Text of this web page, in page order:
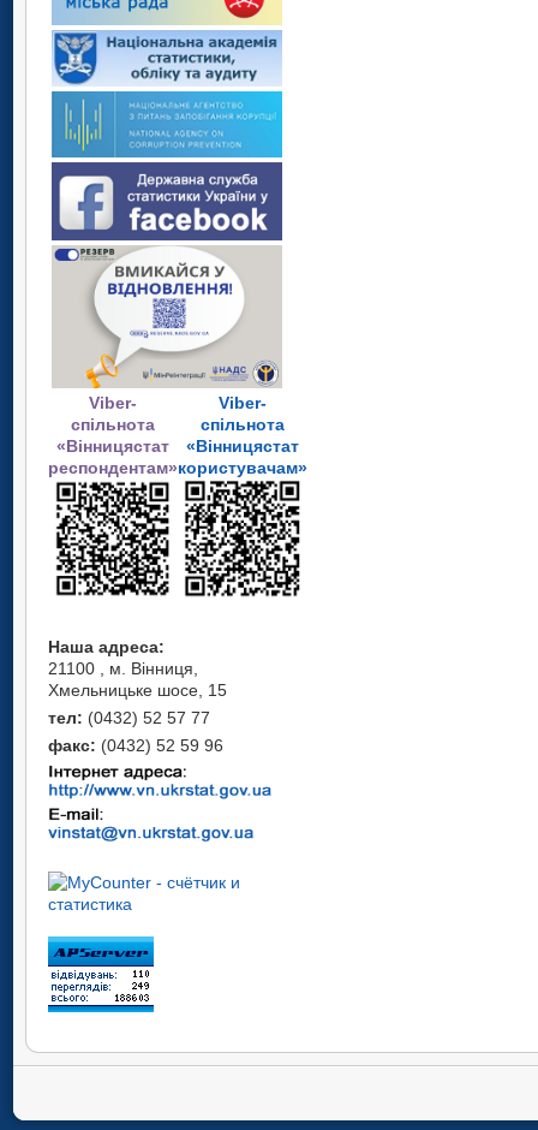
Viber-
спільнота
«Вінницястат
респондентам»
Viber-
спільнота
«Вінницястат
користувачам»
Наша адреса:
21100 , м. Вінниця,
Хмельницьке шосе, 15
тел: (0432) 52 57 77
факс: (0432) 52 59 96